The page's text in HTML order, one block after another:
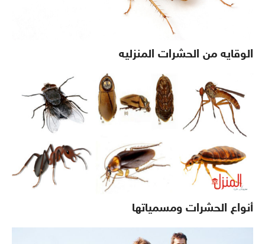
الوقايه من الحشرات المنزليه
أنواع الحشرات ومسمياتها